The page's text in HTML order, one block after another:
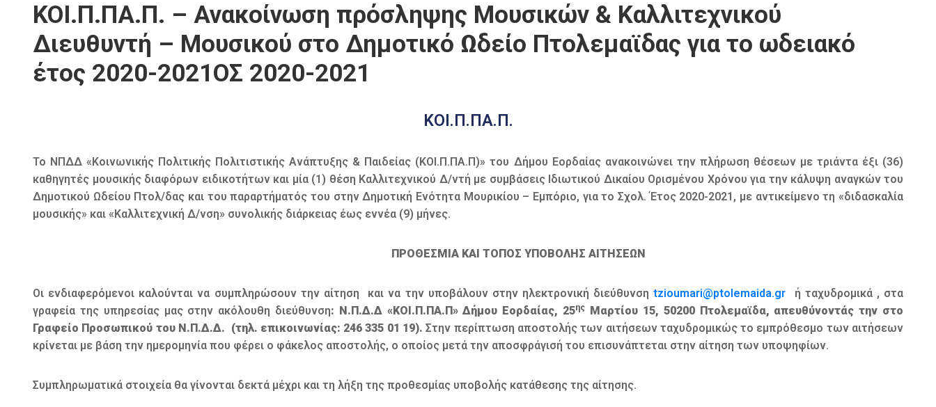
ΚΟΙ.Π.ΠΑ.Π. – Ανακοίνωση πρόσληψης Μουσικών & Καλλιτεχνικού
Διευθυντή – Μουσικού στο Δημοτικό Ωδείο Πτολεμαϊδας για το ωδειακό
έτος 2020-2021ΟΣ 2020-2021
ΚΟΙ.Π.ΠΑ.Π.
Το ΝΠΔΔ «Κοινωνικής Πολιτικής Πολιτιστικής Ανάπτυξης & Παιδείας (ΚΟΙ.Π.ΠΑ.Π)» του Δήμου Εορδαίας ανακοινώνει την πλήρωση θέσεων με τριάντα έξι (36)
καθηγητές μουσικής διαφόρων ειδικοτήτων και μία (1) θέση Καλλιτεχνικού Δ/ντή με συμβάσεις Ιδιωτικού Δικαίου Ορισμένου Χρόνου για την κάλυψη αναγκών του
Δημοτικού Ωδείου Πτολ/δας και του παραρτήματός του στην Δημοτική Ενότητα Μουρικίου – Εμπόριο, για το Σχολ. Έτος 2020-2021, με αντικείμενο τη «διδασκαλία
μουσικής» και «Καλλιτεχνική Δ/νση» συνολικής διάρκειας έως εννέα (9) μήνες.
ΠΡΟΘΕΣΜΙΑ ΚΑΙ ΤΟΠΟΣ ΥΠΟΒΟΛΗΣ ΑΙΤΗΣΕΩΝ
Οι ενδιαφερόμενοι καλούνται να συμπληρώσουν την αίτηση και να την υποβάλουν στην ηλεκτρονική διεύθυνσηtzioumari@ptolemaida.gr ή ταχυδρομικά , στα
γραφεία της υπηρεσίας μας στην ακόλουθη διεύθυνση: Ν.Π.Δ.Δ «ΚΟΙ.Π.ΠΑ.Π» Δήμου Εορδαίας, 25ης
Μαρτίου 15, 50200 Πτολεμαϊδα, απευθύνοντάς την στο
Γραφείο Προσωπικού του Ν.Π.Δ.Δ. (τηλ. επικοινωνίας: 246 335 01 19). Στην περίπτωση αποστολής των αιτήσεων ταχυδρομικώς το εμπρόθεσμο των αιτήσεων
κρίνεται με βάση την ημερομηνία που φέρει ο φάκελος αποστολής, ο οποίος μετά την αποσφράγισή του επισυνάπτεται στην αίτηση των υποψηφίων.
Συμπληρωματικά στοιχεία θα γίνονται δεκτά μέχρι και τη λήξη της προθεσμίας υποβολής κατάθεσης της αίτησης.